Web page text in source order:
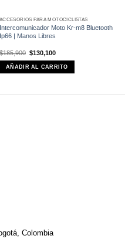
ACCESORIOS PARA MOTOCICLISTAS
Intercomunicador Moto Kr-m8 Bluetooth
Ip66 | Manos Libres
185,900 El
precio
original
era:
$185,900.
$130,100El
actual
es:
$130,100.
AÑADIR AL CARRITO
Colombia